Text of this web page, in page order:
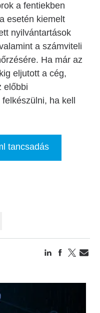
a fentiekben
esetén kiemelt
nyilvántartások
a számviteli
Ha már az
eljutott a cég,
előbbi
ha kell
tancsadás